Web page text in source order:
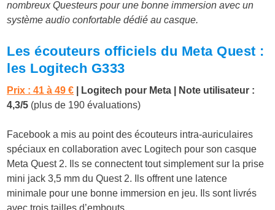
nombreux Questeurs pour une bonne immersion avec un
système audio confortable dédié au casque.
Les écouteurs officiels du Meta Quest :
les Logitech G333
Prix : 41 à 49 € | Logitech pour Meta | Note utilisateur :
4,3/5 (plus de 190 évaluations)
Facebook a mis au point des écouteurs intra-auriculaires
spéciaux en collaboration avec Logitech pour son casque
Meta Quest 2. Ils se connectent tout simplement sur la prise
mini jack 3,5 mm du Quest 2. Ils offrent une latence
minimale pour une bonne immersion en jeu. Ils sont livrés
avec trois tailles d’embouts.